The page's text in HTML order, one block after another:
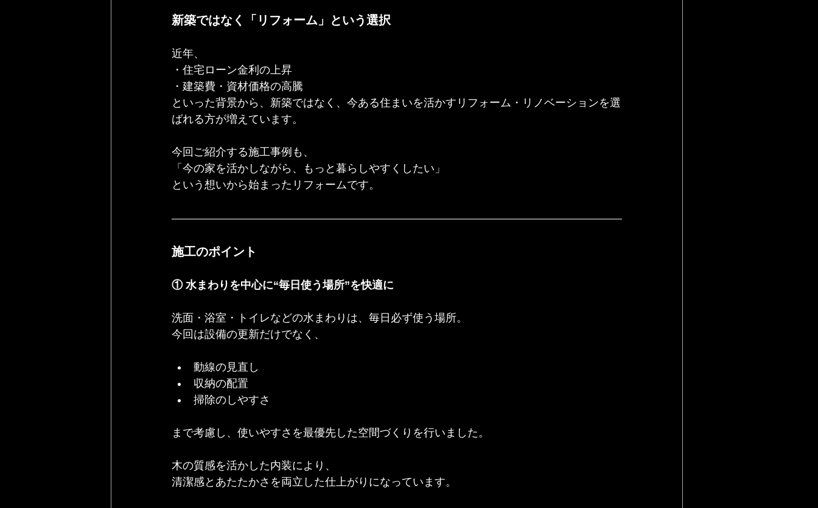
新築ではなく「リフォーム」という選択
近年、
・住宅ローン金利の上昇
・建築費・資材価格の高騰
といった背景から、新築ではなく、今ある住まいを活かすリフォーム・リノベーションを選
ばれる方が増えています。
今回ご紹介する施工事例も、
「今の家を活かしながら、もっと暮らしやすくしたい」
という想いから始まったリフォームです。
施工のポイント
① 水まわりを中心に“毎日使う場所”を快適に
洗面・浴室・トイレなどの水まわりは、毎日必ず使う場所。
今回は設備の更新だけでなく、
動線の見直し
収納の配置
掃除のしやすさ
まで考慮し、使いやすさを最優先した空間づくりを行いました。
木の質感を活かした内装により、
清潔感とあたたかさを両立した仕上がりになっています。